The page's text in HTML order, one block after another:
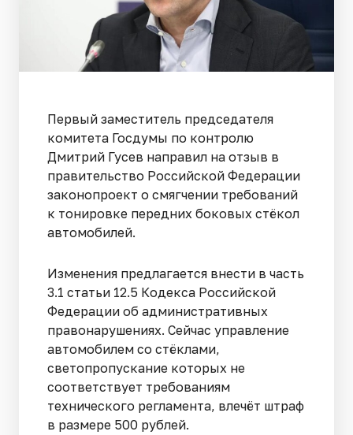
Первый заместитель председателя
комитета Госдумы по контролю
Дмитрий Гусев направил на отзыв в
правительство Российской Федерации
законопроект о смягчении требований
к тонировке передних боковых стёкол
автомобилей.
Изменения предлагается внести в часть
3.1 статьи 12.5 Кодекса Российской
Федерации об административных
правонарушениях. Сейчас управление
автомобилем со стёклами,
светопропускание которых не
соответствует требованиям
технического регламента, влечёт штраф
в размере 500 рублей.